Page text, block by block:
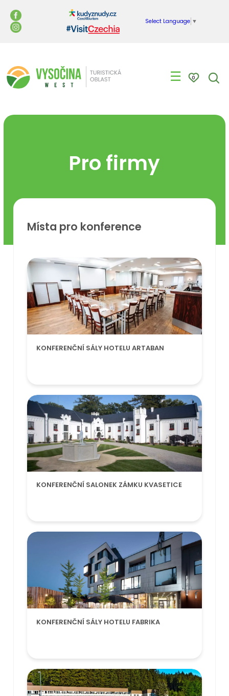
Select Language ▼
☰ 0
Pro firmy
Místa pro konference
KONFERENČNÍ SÁLY HOTELU ARTABAN
KONFERENČNÍ SALONEK ZÁMKU KVASETICE
KONFERENČNÍ SÁLY HOTELU FABRIKA